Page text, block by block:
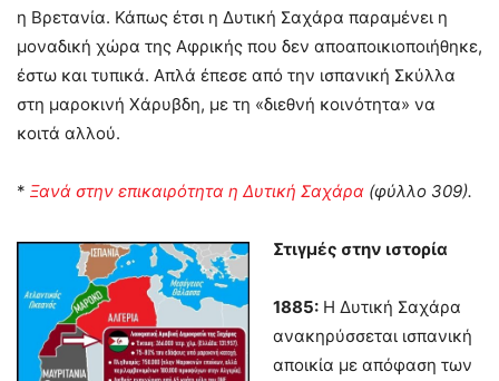
η Βρετανία. Κάπως έτσι η Δυτική Σαχάρα παραμένει η
μοναδική χώρα της Αφρικής που δεν αποαποικιοποιήθηκε,
έστω και τυπικά. Απλά έπεσε από την ισπανική Σκύλλα
στη μαροκινή Χάρυβδη, με τη «διεθνή κοινότητα» να
κοιτά αλλού.
* Ξανά στην επικαιρότητα η Δυτική Σαχάρα (φύλλο 309).
Στιγμές στην ιστορία
1885: Η Δυτική Σαχάρα
ανακηρύσσεται ισπανική
αποικία με απόφαση των